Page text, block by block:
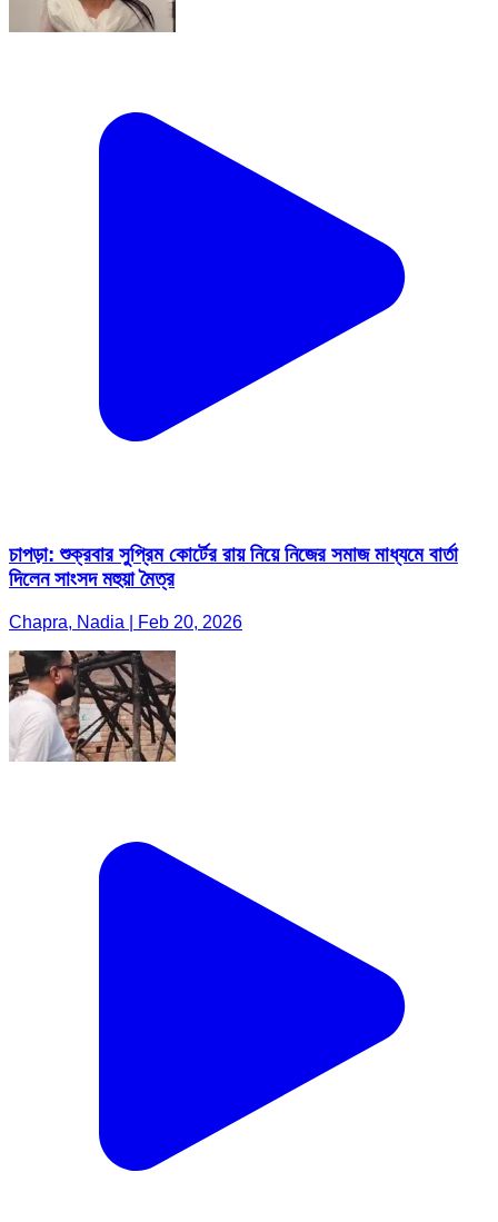
চাপড়া: শুক্রবার সুপ্রিম কোর্টের রায় নিয়ে নিজের সমাজ মাধ্যমে বার্তা
দিলেন সাংসদ মহুয়া মৈত্র
Chapra, Nadia | Feb 20, 2026